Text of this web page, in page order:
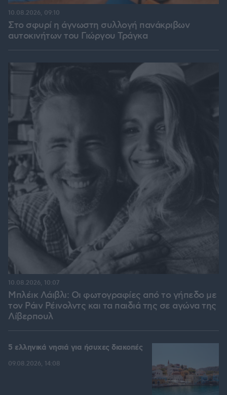
Στο σφυρί η άγνωστη συλλογή πανάκριβων
αυτοκινήτων του Γιώργου Τράγκα
10.08.2026, 09:10
Μπλέικ Λάιβλι: Οι φωτογραφίες από το γήπεδο με
τον Ράιν Ρέινολντς και τα παιδιά της σε αγώνα της
Λίβερπουλ
10.08.2026, 10:07
5 ελληνικά νησιά για ήσυχες διακοπές
09.08.2026, 14:08